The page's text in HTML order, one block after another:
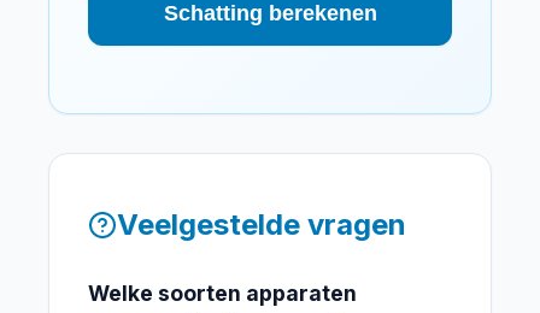
Schatting berekenen
Veelgestelde vragen
Welke soorten apparaten